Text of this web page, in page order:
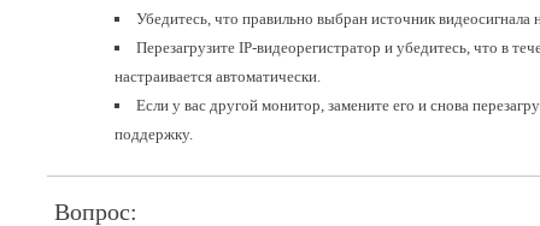
Убедитесь, что правильно выбран источник
Перезагрузите IP-видеорегистратор и убедитесь, что в
настраивается автоматически.
Если у вас другой монитор, замените его и снова
поддержку.
Вопрос: